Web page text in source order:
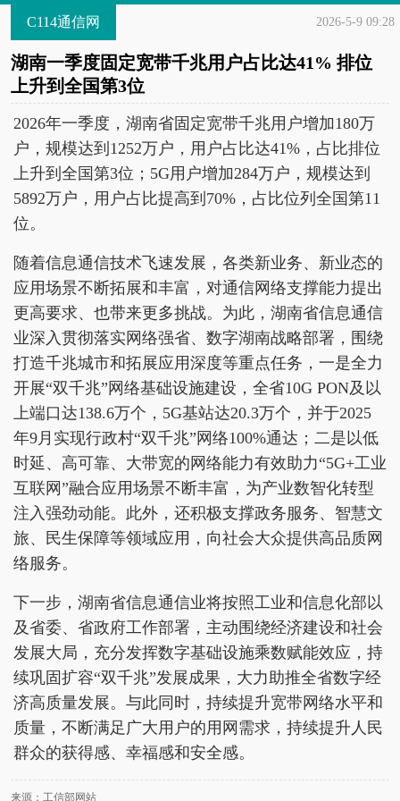
C114通信网 2026-5-9 09:28
湖南一季度固定宽带千兆用户占比达41% 排位
上升到全国第3位
2026年一季度，湖南省固定宽带千兆用户增加180万
户，规模达到1252万户，用户占比达41%，占比排位
上升到全国第3位；5G用户增加284万户，规模达到
5892万户，用户占比提高到70%，占比位列全国第11
位。
随着信息通信技术飞速发展，各类新业务、新业态的
应用场景不断拓展和丰富，对通信网络支撑能力提出
更高要求、也带来更多挑战。为此，湖南省信息通信
业深入贯彻落实网络强省、数字湖南战略部署，围绕
打造千兆城市和拓展应用深度等重点任务，一是全力
开展“双千兆”网络基础设施建设，全省10G PON及以
上端口达138.6万个，5G基站达20.3万个，并于2025
年9月实现行政村“双千兆”网络100%通达；二是以低
时延、高可靠、大带宽的网络能力有效助力“5G+工业
互联网”融合应用场景不断丰富，为产业数智化转型
注入强劲动能。此外，还积极支撑政务服务、智慧文
旅、民生保障等领域应用，向社会大众提供高品质网
络服务。
下一步，湖南省信息通信业将按照工业和信息化部以
及省委、省政府工作部署，主动围绕经济建设和社会
发展大局，充分发挥数字基础设施乘数赋能效应，持
续巩固扩容“双千兆”发展成果，大力助推全省数字经
济高质量发展。与此同时，持续提升宽带网络水平和
质量，不断满足广大用户的用网需求，持续提升人民
群众的获得感、幸福感和安全感。
来源：工信部网站